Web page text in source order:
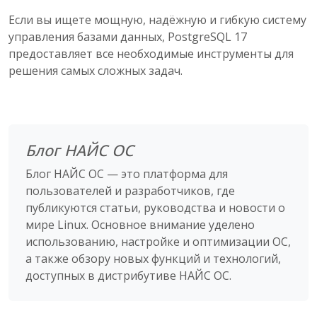
Если вы ищете мощную, надёжную и гибкую систему
управления базами данных, PostgreSQL 17
предоставляет все необходимые инструменты для
решения самых сложных задач.
Блог НАЙС ОС
Блог НАЙС ОС — это платформа для
пользователей и разработчиков, где
публикуются статьи, руководства и новости о
мире Linux. Основное внимание уделено
использованию, настройке и оптимизации ОС,
а также обзору новых функций и технологий,
доступных в дистрибутиве НАЙС ОС.